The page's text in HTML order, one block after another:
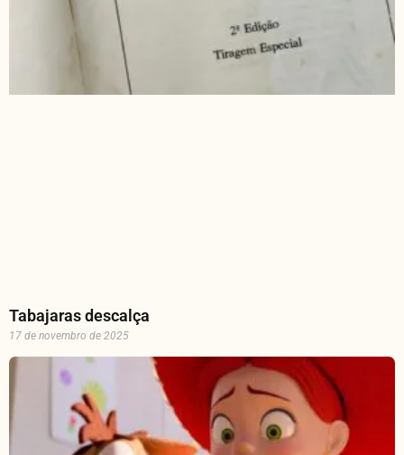
Tabajaras descalça
17 de novembro de 2025